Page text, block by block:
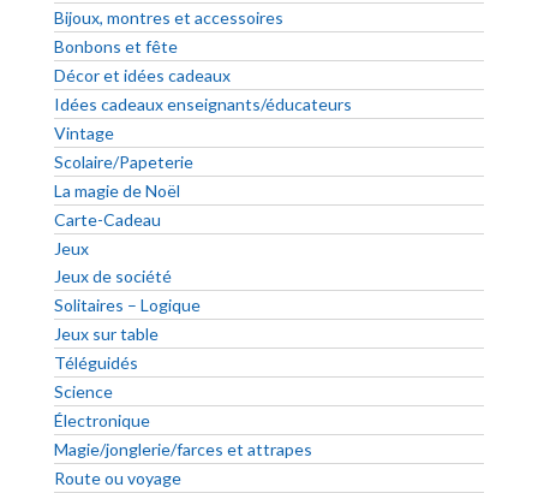
Bijoux, montres et accessoires
Bonbons et fête
Décor et idées cadeaux
Idées cadeaux enseignants/éducateurs
Vintage
Scolaire/Papeterie
La magie de Noël
Carte-Cadeau
Jeux
Jeux de société
Solitaires – Logique
Jeux sur table
Téléguidés
Science
Électronique
Magie/jonglerie/farces et attrapes
Route ou voyage